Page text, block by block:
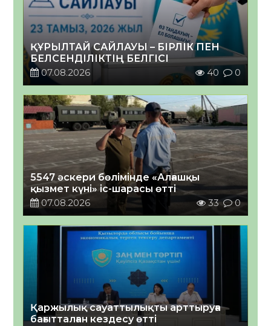
ҚҰРЫЛТАЙ САЙЛАУЫ – БІРЛІК ПЕН
БЕЛСЕНДІЛІКТІҢ БЕЛГІСІ
07.08.2026
40 0
5547 әскери бөлімінде «Алғашқы
қызмет күні» іс-шарасы өтті
07.08.2026
33 0
Қаржылық сауаттылықты арттыруға
бағытталған кездесу өтті